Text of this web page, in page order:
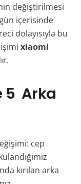
değiştirilmesi
içerisinde
dolayısıyla bu
xiaomi
5 Arka
cep
kırılan arka